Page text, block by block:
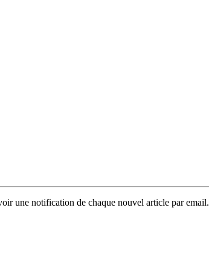
une notification de chaque nouvel article par email.